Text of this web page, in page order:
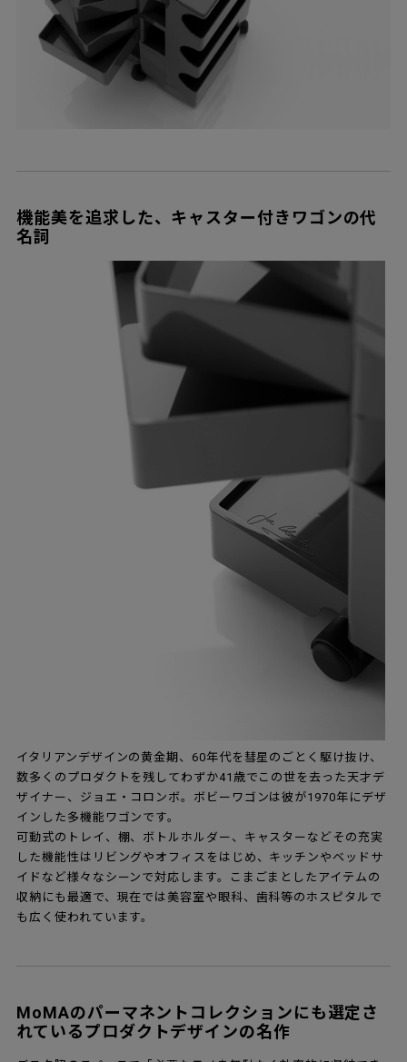
機能美を追求した、キャスター付きワゴンの代
名詞
イタリアンデザインの黄金期、60年代を彗星のごとく駆け抜け、
数多くのプロダクトを残してわずか41歳でこの世を去った天才デ
ザイナー、ジョエ・コロンボ。ボビーワゴンは彼が1970年にデザ
インした多機能ワゴンです。
可動式のトレイ、棚、ボトルホルダー、キャスターなどその充実
した機能性はリビングやオフィスをはじめ、キッチンやベッドサ
イドなど様々なシーンで対応します。こまごまとしたアイテムの
収納にも最適で、現在では美容室や眼科、歯科等のホスピタルで
も広く使われています。
MoMAのパーマネントコレクションにも選定さ
れているプロダクトデザインの名作